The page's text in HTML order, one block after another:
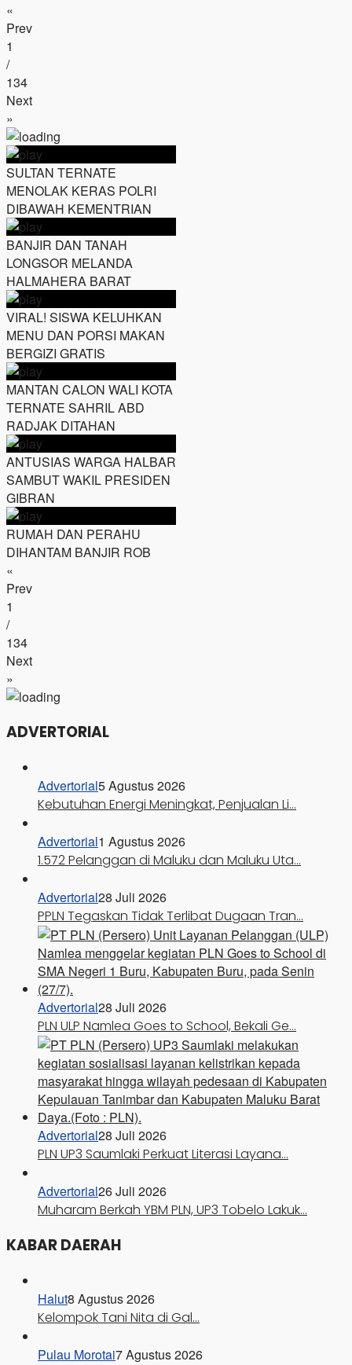
«
Prev
1
/
134
Next
»
SULTAN TERNATE
MENOLAK KERAS POLRI
DIBAWAH KEMENTRIAN
BANJIR DAN TANAH
LONGSOR MELANDA
HALMAHERA BARAT
VIRAL! SISWA KELUHKAN
MENU DAN PORSI MAKAN
BERGIZI GRATIS
MANTAN CALON WALI KOTA
TERNATE SAHRIL ABD
RADJAK DITAHAN
ANTUSIAS WARGA HALBAR
SAMBUT WAKIL PRESIDEN
GIBRAN
RUMAH DAN PERAHU
DIHANTAM BANJIR ROB
«
Prev
1
/
134
Next
»
ADVERTORIAL
Advertorial5 Agustus 2026
Kebutuhan Energi Meningkat, Penjualan Li…
Advertorial1 Agustus 2026
1.572 Pelanggan di Maluku dan Maluku Uta…
Advertorial28 Juli 2026
PPLN Tegaskan Tidak Terlibat Dugaan Tran…
Advertorial28 Juli 2026
PLN ULP Namlea Goes to School, Bekali Ge…
Advertorial28 Juli 2026
PLN UP3 Saumlaki Perkuat Literasi Layana…
Advertorial26 Juli 2026
Muharam Berkah YBM PLN, UP3 Tobelo Lakuk…
KABAR DAERAH
Halut8 Agustus 2026
Kelompok Tani Nita di Gal…
Pulau Morotai7 Agustus 2026